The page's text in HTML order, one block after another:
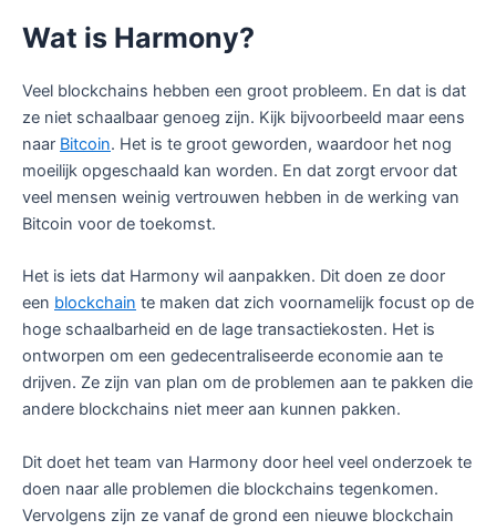
Wat is Harmony?
Veel blockchains hebben een groot probleem. En dat is dat
ze niet schaalbaar genoeg zijn. Kijk bijvoorbeeld maar eens
naar Bitcoin. Het is te groot geworden, waardoor het nog
moeilijk opgeschaald kan worden. En dat zorgt ervoor dat
veel mensen weinig vertrouwen hebben in de werking van
Bitcoin voor de toekomst.
Het is iets dat Harmony wil aanpakken. Dit doen ze door
een blockchain te maken dat zich voornamelijk focust op de
hoge schaalbarheid en de lage transactiekosten. Het is
ontworpen om een gedecentraliseerde economie aan te
drijven. Ze zijn van plan om de problemen aan te pakken die
andere blockchains niet meer aan kunnen pakken.
Dit doet het team van Harmony door heel veel onderzoek te
doen naar alle problemen die blockchains tegenkomen.
Vervolgens zijn ze vanaf de grond een nieuwe blockchain